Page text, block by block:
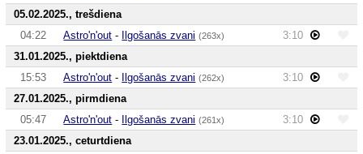
05.02.2025., trešdiena
04:22
Astro'n'out - Ilgošanās zvani (263x)
3:10
31.01.2025., piektdiena
15:53
Astro'n'out - Ilgošanās zvani (262x)
3:10
27.01.2025., pirmdiena
05:47
Astro'n'out - Ilgošanās zvani (261x)
3:10
23.01.2025., ceturtdiena